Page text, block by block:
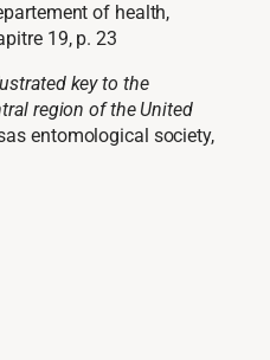
of health,
19, p. 23
key to the
region of the United
entomological society,